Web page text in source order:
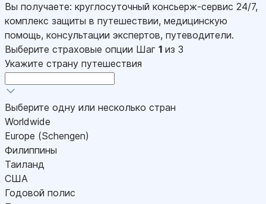
Вы получаете: круглосуточный консьерж-сервис 24/7,
комплекс защиты в путешествии, медицинскую
помощь, консультации экспертов, путеводители.
Выберите страховые опции Шаг 1 из 3
Укажите страну путешествия
Выберите одну или несколько стран
Worldwide
Europe (Schengen)
Филиппины
Таиланд
США
Годовой полис